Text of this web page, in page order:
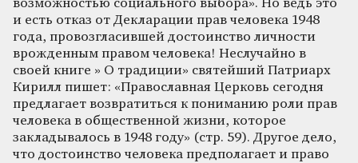
возможностью социального выбора». Но ведь это
и есть отказ от Декларации прав человека 1948
года, провозгласившей достоинство личности
врожденным правом человека! Неслучайно в
своей книге » О традиции» святейший Патриарх
Кирилл пишет: «Православная Церковь сегодня
предлагает возвратиться к пониманию роли прав
человека в общественной жизни, которое
закладывалось в 1948 году» (стр. 59). Другое дело,
что достоинство человека предполагает и право